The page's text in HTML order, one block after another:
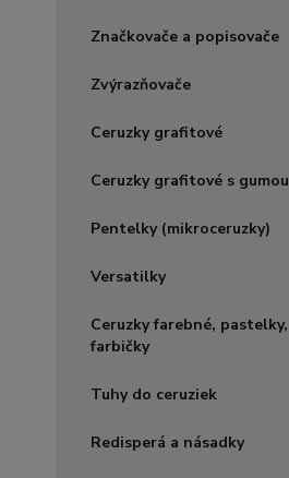
Značkovače a popisovače
Zvýrazňovače
Ceruzky grafitové
Ceruzky grafitové s gumou
Pentelky (mikroceruzky)
Versatilky
Ceruzky farebné, pastelky,
farbičky
Tuhy do ceruziek
Redisperá a násadky